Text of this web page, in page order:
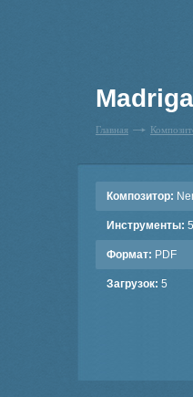
Главная
Композитор:
Инструменты:
Формат: PDF
Загрузок: 5